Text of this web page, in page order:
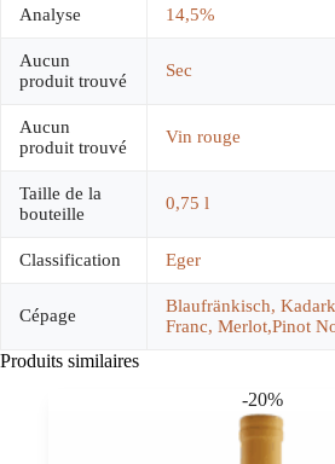
Analyse 14,5%
Aucun
produit trouvé
Sec
Aucun
produit trouvé
Vin rouge
Taille de la
bouteille
0,75 l
Classification Eger
Cépage
Blaufränkisch,
Franc, Merlot,Pinot
Produits similaires
-20%